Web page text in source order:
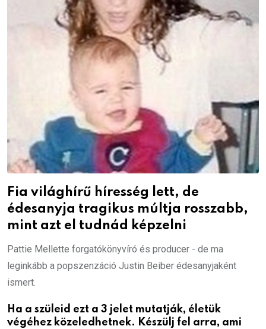
Fia világhírű híresség lett, de
édesanyja tragikus múltja rosszabb,
mint azt el tudnád képzelni
Pattie Mellette forgatókönyvíró és producer - de ma
leginkább a popszenzáció Justin Beiber édesanyjaként
ismert.
Ha a szüleid ezt a 3 jelet mutatják, életük
végéhez közeledhetnek. Készülj fel arra, ami